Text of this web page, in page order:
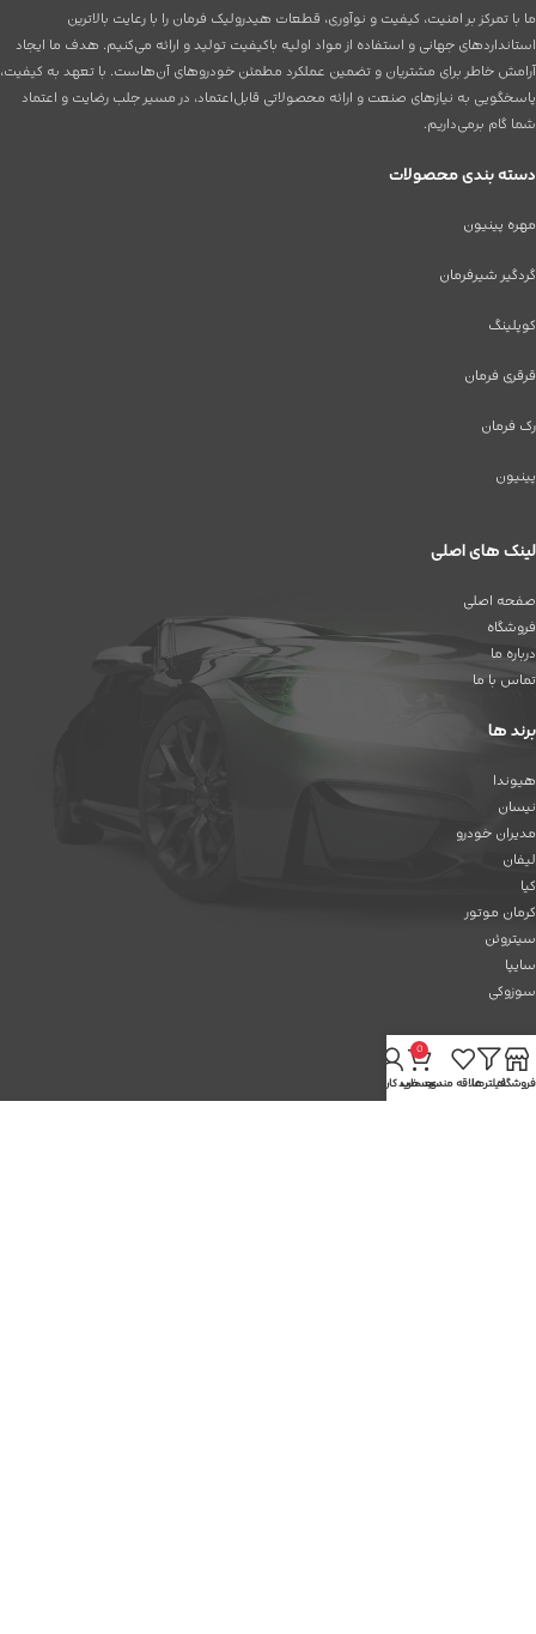
ما با تمرکز بر امنیت، کیفیت و نوآوری، قطعات هیدرولیک فرمان را با رعایت بالاترین
استانداردهای جهانی و استفاده از مواد اولیه باکیفیت تولید و ارائه می‌کنیم. هدف ما ایجاد
آرامش خاطر برای مشتریان و تضمین عملکرد مطمئن خودروهای آن‌هاست. با تعهد به کیفیت،
پاسخگویی به نیازهای صنعت و ارائه محصولاتی قابل‌اعتماد، در مسیر جلب رضایت و اعتماد
شما گام برمی‌داریم.
دسته بندی محصولات
مهره پینیون
گردگیر شیرفرمان
کوپلینگ
قرقری فرمان
رک فرمان
پینیون
لینک های اصلی
صفحه اصلی
فروشگاه
درباره ما
تماس با ما
برند ها
هیوندا
نیسان
مدیران خودرو
لیفان
کیا
کرمان موتور
سیتروئن
سایپا
سوزوکی
رنو
دوو
چانگان
فروشگاهفیلترهاعلاقه مندی
0
سبد خرید
حساب کاربری من